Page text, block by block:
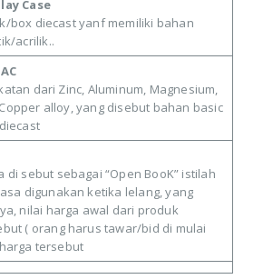
Case
box diecast yanf memiliki bahan
acrilik..
dari Zinc, Aluminum, Magnesium,
alloy, yang disebut bahan basic
di sebut sebagai “Open BooK” istilah
digunakan ketika lelang, yang
nilai harga awal dari produk
( orang harus tawar/bid di mulai
tersebut